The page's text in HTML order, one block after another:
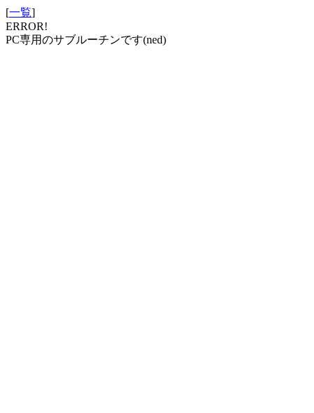
[一覧]
ERROR!
PC専用のサブルーチンです(ned)